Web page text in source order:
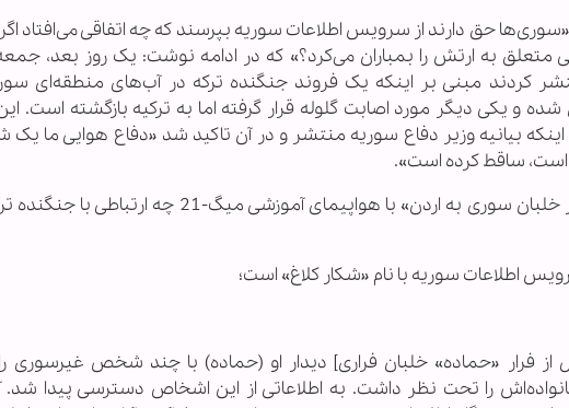
حق دارند از سرویس اطلاعات سوریه بپرسند که چه اتفاقی می‌افتاد
مبنی بر اینکه یک فروند جنگنده ترکه در آب‌های منطقه‌ای
و یکی دیگر مورد اصابت گلوله قرار گرفته اما به ترکیه بازگشته است.
اینکه بیانیه وزیر دفاع سوریه منتشر و در آن تاکید شد «دفاع هوایی ما
ساقط کرده‌ است».
حال سوال مهم این است «فرار خلبان سوری به اردن» با هواپیمای
اطلاعات سوریه با نام «شکار کلاغ» است؛
فرار «حماده» خلبان فراری] دیدار او (حماده) با چند شخص غیرسوری
را تحت نظر داشت. به اطلاعاتی از این اشخاص دسترسی پیدا شد.